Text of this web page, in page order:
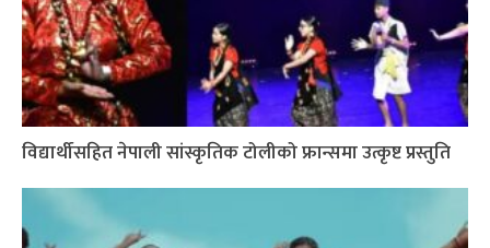
विद्यार्थीसहित नेपाली सांस्कृतिक टोलीको फ्रान्समा उत्कृष्ट प्रस्तुति